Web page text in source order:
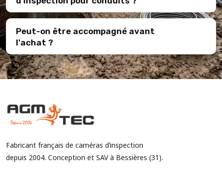
Peut-on être accompagné avant
l'achat ?
Fabricant français de caméras d’inspection
depuis 2004. Conception et SAV à Bessières (31).